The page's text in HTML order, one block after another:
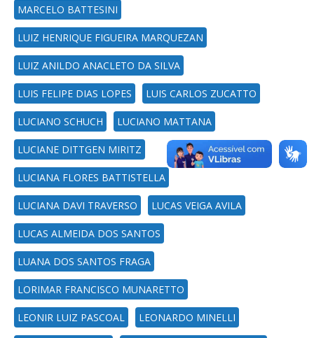
MARCELO BATTESINI
LUIZ HENRIQUE FIGUEIRA MARQUEZAN
LUIZ ANILDO ANACLETO DA SILVA
LUIS FELIPE DIAS LOPES LUIS CARLOS ZUCATTO
LUCIANO SCHUCH LUCIANO MATTANA
LUCIANE DITTGEN MIRITZ
LUCIANA FLORES BATTISTELLA
LUCIANA DAVI TRAVERSO LUCAS VEIGA AVILA
LUCAS ALMEIDA DOS SANTOS
LUANA DOS SANTOS FRAGA
LORIMAR FRANCISCO MUNARETTO
LEONIR LUIZ PASCOAL LEONARDO MINELLI